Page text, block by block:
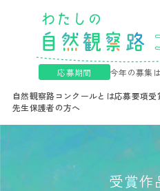
自然観察路コンクールとは応募要項受
先生保護者の方へ
応募期間 今年の募集
受賞作